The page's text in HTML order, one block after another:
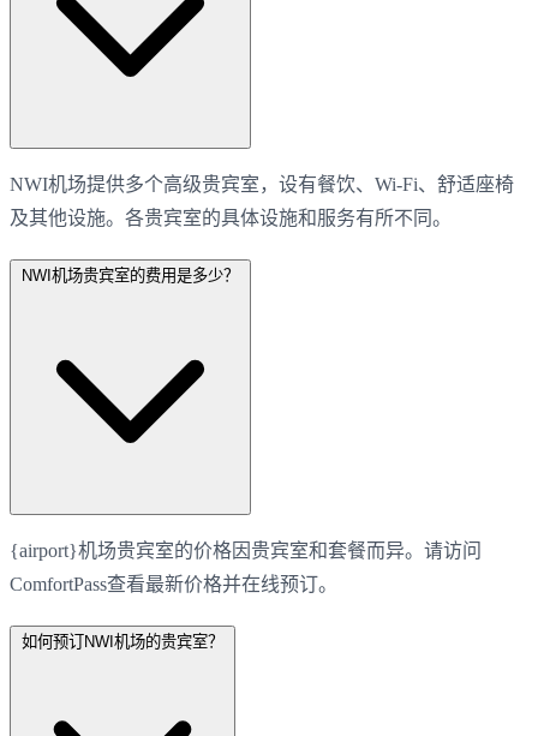
NWI机场提供多个高级贵宾室，设有餐饮、Wi-Fi、舒适座椅
及其他设施。各贵宾室的具体设施和服务有所不同。
NWI机场贵宾室的费用是多少？
{airport}机场贵宾室的价格因贵宾室和套餐而异。请访问
ComfortPass查看最新价格并在线预订。
如何预订NWI机场的贵宾室？